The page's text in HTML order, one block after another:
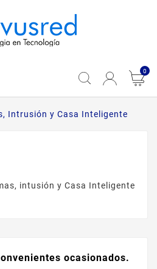
0
Intrusión y Casa Inteligente
intusión y Casa Inteligente
ocasionados.